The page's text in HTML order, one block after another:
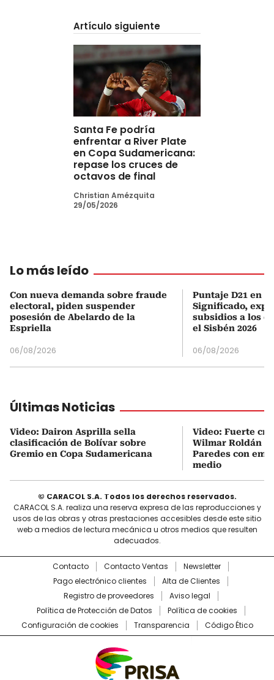
Artículo siguiente
Santa Fe podría
enfrentar a River Plate
en Copa Sudamericana:
repase los cruces de
octavos de final
Christian Amézquita
29/05/2026
Lo más leído
Con nueva demanda sobre fraude
electoral, piden suspender
posesión de Abelardo de la
Espriella
06/08/2026
Puntaje D21 en
Significado,
subsidios a los
el Sisbén 2026
06/08/2026
Últimas Noticias
Video: Dairon Asprilla sella
clasificación de Bolívar sobre
Gremio en Copa Sudamericana
Video: Fuerte
Wilmar Roldán y
Paredes con
medio
© CARACOL S.A. Todos los derechos reservados.
CARACOL S.A. realiza una reserva expresa de las reproducciones y
usos de las obras y otras prestaciones accesibles desde este sitio
web a medios de lectura mecánica u otros medios que resulten
adecuados.
Contacto Contacto Ventas
Newsletter
Pago electrónico clientes
Alta de Clientes
Registro de proveedores
Aviso legal
Política de Protección de Datos
Política de cookies
Configuración de cookies
Transparencia Código Ético